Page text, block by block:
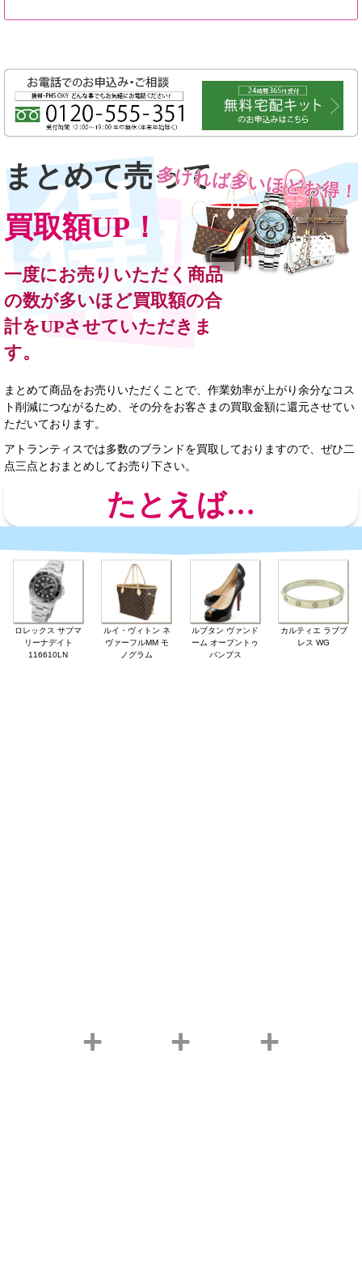
まとめて売って
買取額UP！
多ければ多いほどお得！
一度にお売りいただく商品
の数が多いほど買取額の合
計をUPさせていただきま
す。
まとめて商品をお売りいただくことで、作業効率が上がり余分なコス
ト削減につながるため、その分をお客さまの買取金額に還元させてい
ただいております。
アトランティスでは多数のブランドを買取しておりますので、ぜひ二
点三点とおまとめしてお売り下さい。
たとえば…
ロレックス サブマ
リーナデイト
116610LN
ルイ・ヴィトン ネ
ヴァーフルMM モ
ノグラム
ルブタン ヴァンド
ーム オープントゥ
パンプス
カルティエ ラブブ
レス WG